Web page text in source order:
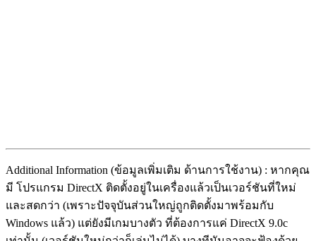
Additional Information (ข้อมูลเพิ่มเติม ด้านการใช้งาน) : หากคุณ
มี โปรแกรม DirectX ติดตั้งอยู่ในเครื่องแล้วเป็นเวอร์ชันที่ใหม่
และสดกว่า (เพราะปัจจุบันส่วนใหญ่ถูกติดตั้งมาพร้อมกับ
Windows แล้ว) แต่ยังมีเกมบางตัว ที่ต้องการแค่ DirectX 9.0c